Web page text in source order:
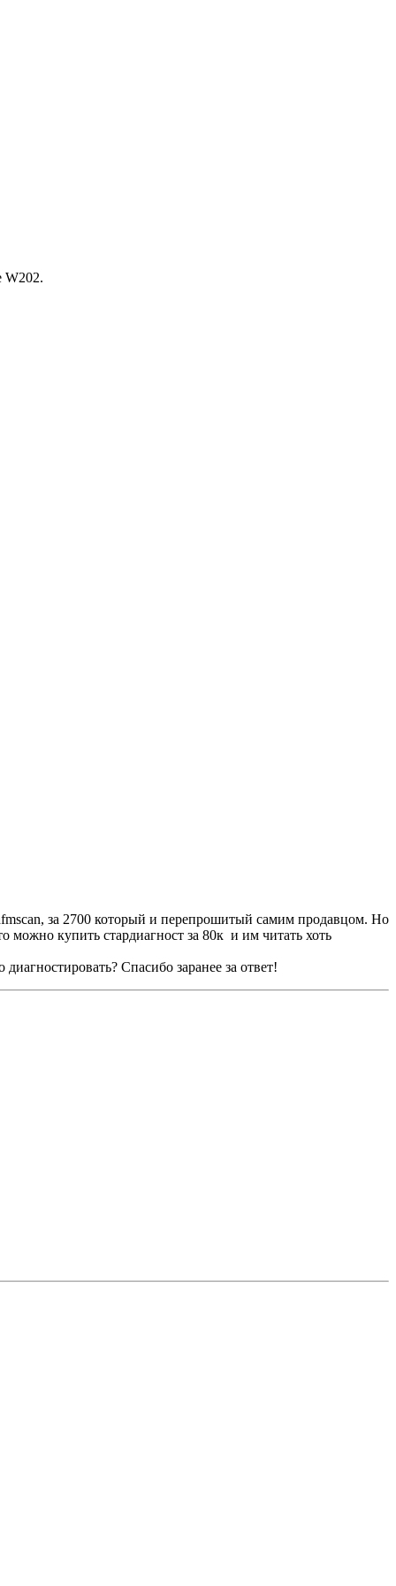
W202.
за 2700 который и перепрошитый самим продавцом. Но
можно купить стардиагност за 80к и им читать хоть
Спасибо заранее за ответ!